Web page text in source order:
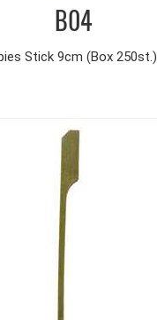
B04
Stick 9cm (Box 250st.)